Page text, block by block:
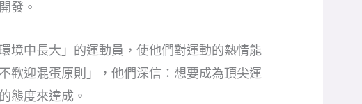
發。
境中長大」的運動員，使他們對運動的熱情能
歡迎混蛋原則」，他們深信：想要成為頂尖運
態度來達成。